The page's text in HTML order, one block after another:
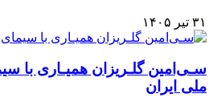
۳۱ تیر ۱۴۰۵
سـی‌امین گلـریزان همیـاری با
ملی ایران